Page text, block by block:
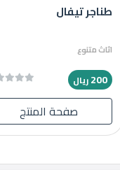
طناجر تيفال
اثاث متنوع
200ريال
صفحة المنتج